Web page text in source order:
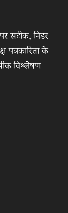
सटीक, निडर
पत्रकारिता के
विश्लेषण